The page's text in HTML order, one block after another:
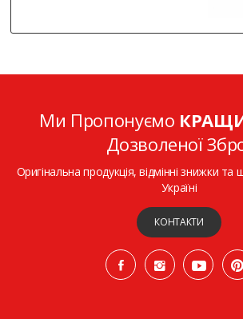
Ми Пропонуємо
Дозволеної
Оригінальна продукція, відмінні знижки
Україні
КОНТАКТИ